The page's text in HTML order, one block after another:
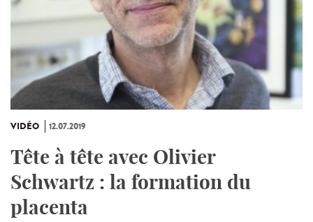
VIDÉO 12.07.2019
Tête à tête avec Olivier
Schwartz : la formation du
placenta